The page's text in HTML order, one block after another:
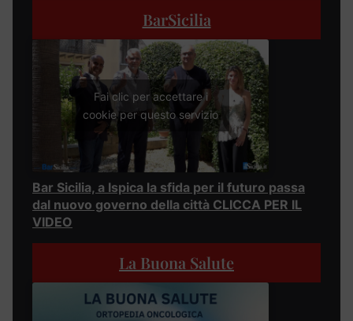
BarSicilia
Fai clic per accettare i
cookie per questo servizio
Bar Sicilia, a Ispica la sfida per il futuro passa
dal nuovo governo della città CLICCA PER IL
VIDEO
La Buona Salute